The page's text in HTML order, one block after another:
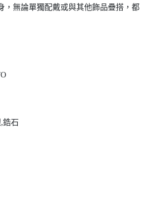
，無論單獨配戴或與其他飾品疊搭，都
鋯石